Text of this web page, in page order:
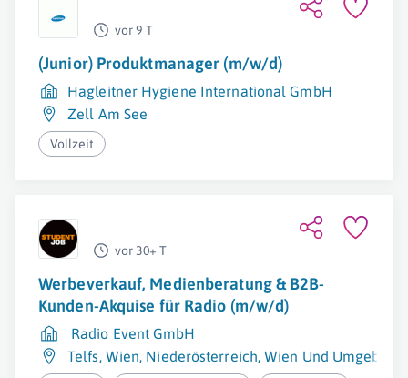
vor 9 T
(Junior) Produktmanager (m/w/d)
Hagleitner Hygiene International GmbH
Zell Am See
Vollzeit
vor 30+ T
Werbeverkauf, Medienberatung & B2B-
Kunden-Akquise für Radio (m/w/d)
Radio Event GmbH
Telfs, Wien, Niederösterreich,Wien Und Umgebung